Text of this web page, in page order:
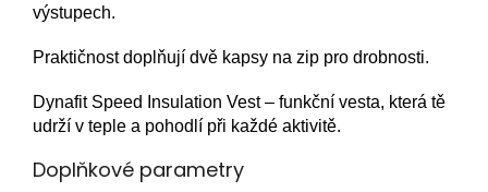
výstupech.
Praktičnost doplňují dvě kapsy na zip pro drobnosti.
Dynafit Speed Insulation Vest – funkční vesta, která tě
udrží v teple a pohodlí při každé aktivitě.
Doplňkové parametry